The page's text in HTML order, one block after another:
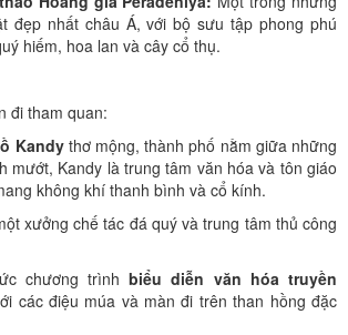
đẹp nhất châu Á, với bộ sưu tập phong phú
hiếm, hoa lan và cây cổ thụ.
đi tham quan:
Kandythơ mộng, thành phố nằm giữa những
mướt, Kandy là trung tâm văn hóa và tôn giáo
không khí thanh bình và cổ kính.
xưởng chế tác đá quý và trung tâm thủ công
chương trìnhbiểu diễn văn hóa truyền
các điệu múa và màn đi trên than hồng đặc